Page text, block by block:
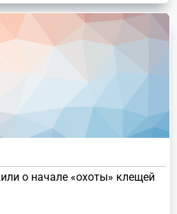
о начале «охоты» клещей